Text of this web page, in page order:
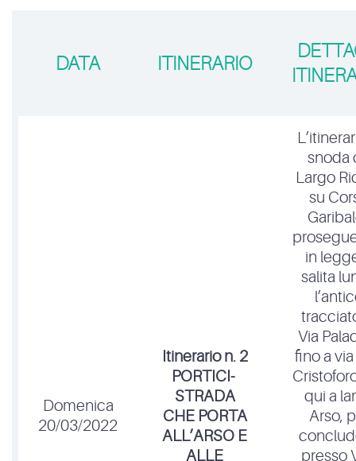
DATA ITINERARIO
Domenica
20/03/2022
Itinerario n. 2
PORTICI-
STRADA
CHE PORTA
ALL’ARSO E
ALLE
snoda
Largo
su
in
salita
Via
fino a
qui a
Arso,
presso